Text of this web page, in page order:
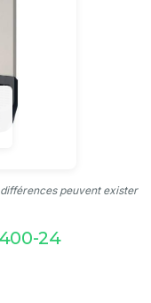
peuvent exister
24